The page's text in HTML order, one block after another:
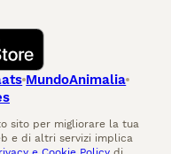
MundoAnimalia
sito per migliorare la tua
e di altri servizi implica